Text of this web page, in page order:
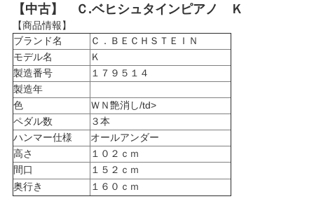
【中古】 Ｃ.ベヒシュタインピアノ Ｋ
【商品情報】
ブランド名
Ｃ．ＢＥＣＨＳＴＥＩＮ
モデル名
Ｋ
製造番号
１７９５１４
製造年
色
ＷＮ艶消し/td>
ペダル数
３本
ハンマー仕様
オールアンダー
高さ
１０２ｃｍ
間口
１５２ｃｍ
奥行き
１６０ｃｍ